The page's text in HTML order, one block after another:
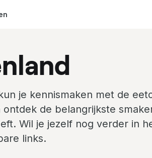
je kennismaken met de
de belangrijkste
Wil je jezelf nog verder in
links.